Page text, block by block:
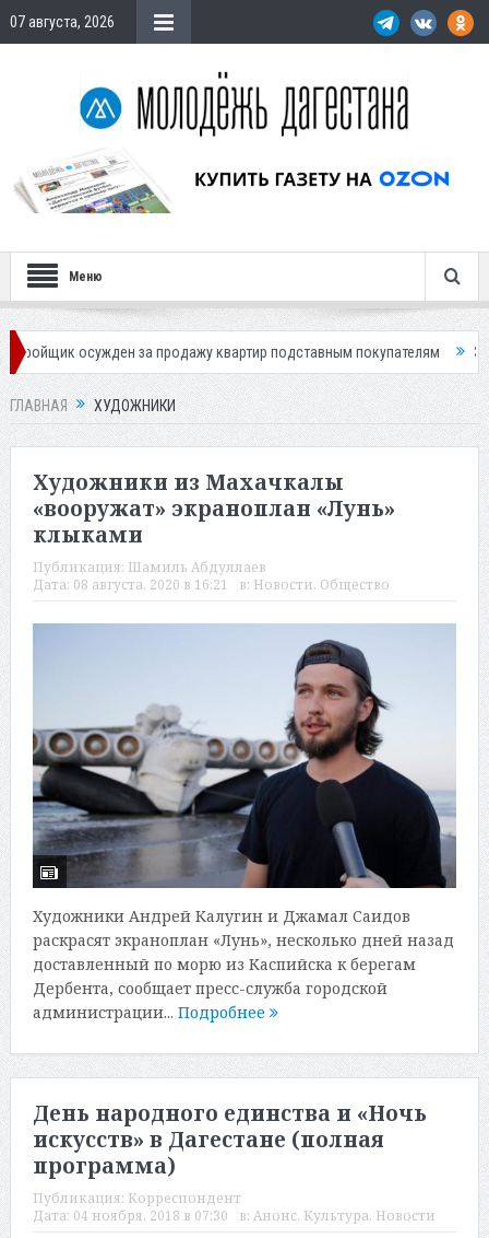
07 августа, 2026
Меню
за продажу квартир подставным покупателям Экс-
ГЛАВНАЯ ХУДОЖНИКИ
Художники из Махачкалы
«вооружат» экраноплан «Лунь»
клыками
Публикация: Шамиль Абдуллаев
Дата: 08 августа, 2020 в 16:21 в: Новости, Общество
Художники Андрей Калугин и Джамал Саидов
раскрасят экраноплан «Лунь», несколько дней назад
доставленный по морю из Каспийска к берегам
Дербента, сообщает пресс-служба городской
администрации... Подробнее
День народного единства и «Ночь
искусств» в Дагестане (полная
программа)
Публикация: Корреспондент
Дата: 04 ноября, 2018 в 07:30 в: Анонс, Культура, Новости